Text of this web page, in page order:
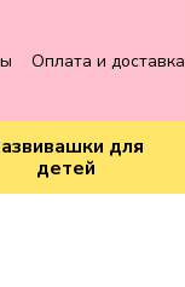
Оплата и доставка
для
детей